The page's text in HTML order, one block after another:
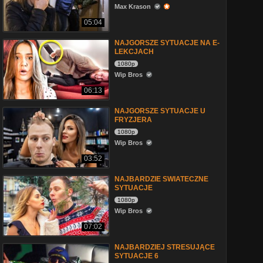
05:04
Max Krason
06:13
NAJGORSZE SYTUACJE NA E-
LEKCJACH
1080p
Wip Bros
03:52
NAJGORSZE SYTUACJE U
FRYZJERA
1080p
Wip Bros
07:02
NAJBARDZIE SWIATECZNE
SYTUACJE
1080p
Wip Bros
NAJBARDZIEJ STRESUJĄCE
SYTUACJE 6